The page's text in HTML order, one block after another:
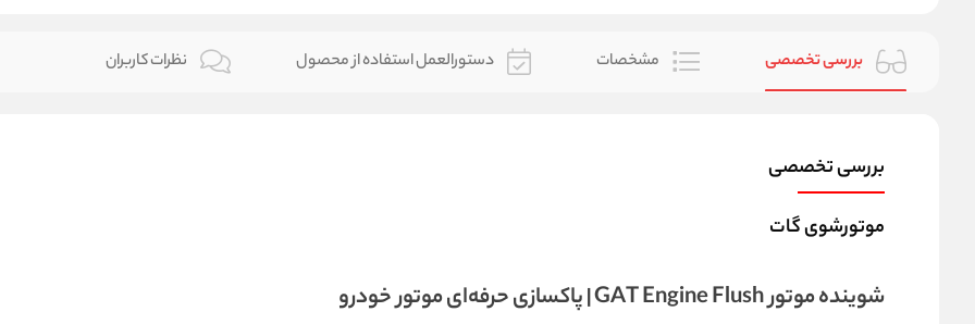
بررسی تخصصی مشخصات دستورالعمل استفاده از محصول نظرات کاربران
بررسی تخصصی
موتورشوی گات
شوینده موتور GAT Engine Flush | پاکسازی حرفه‌ای موتور خودرو